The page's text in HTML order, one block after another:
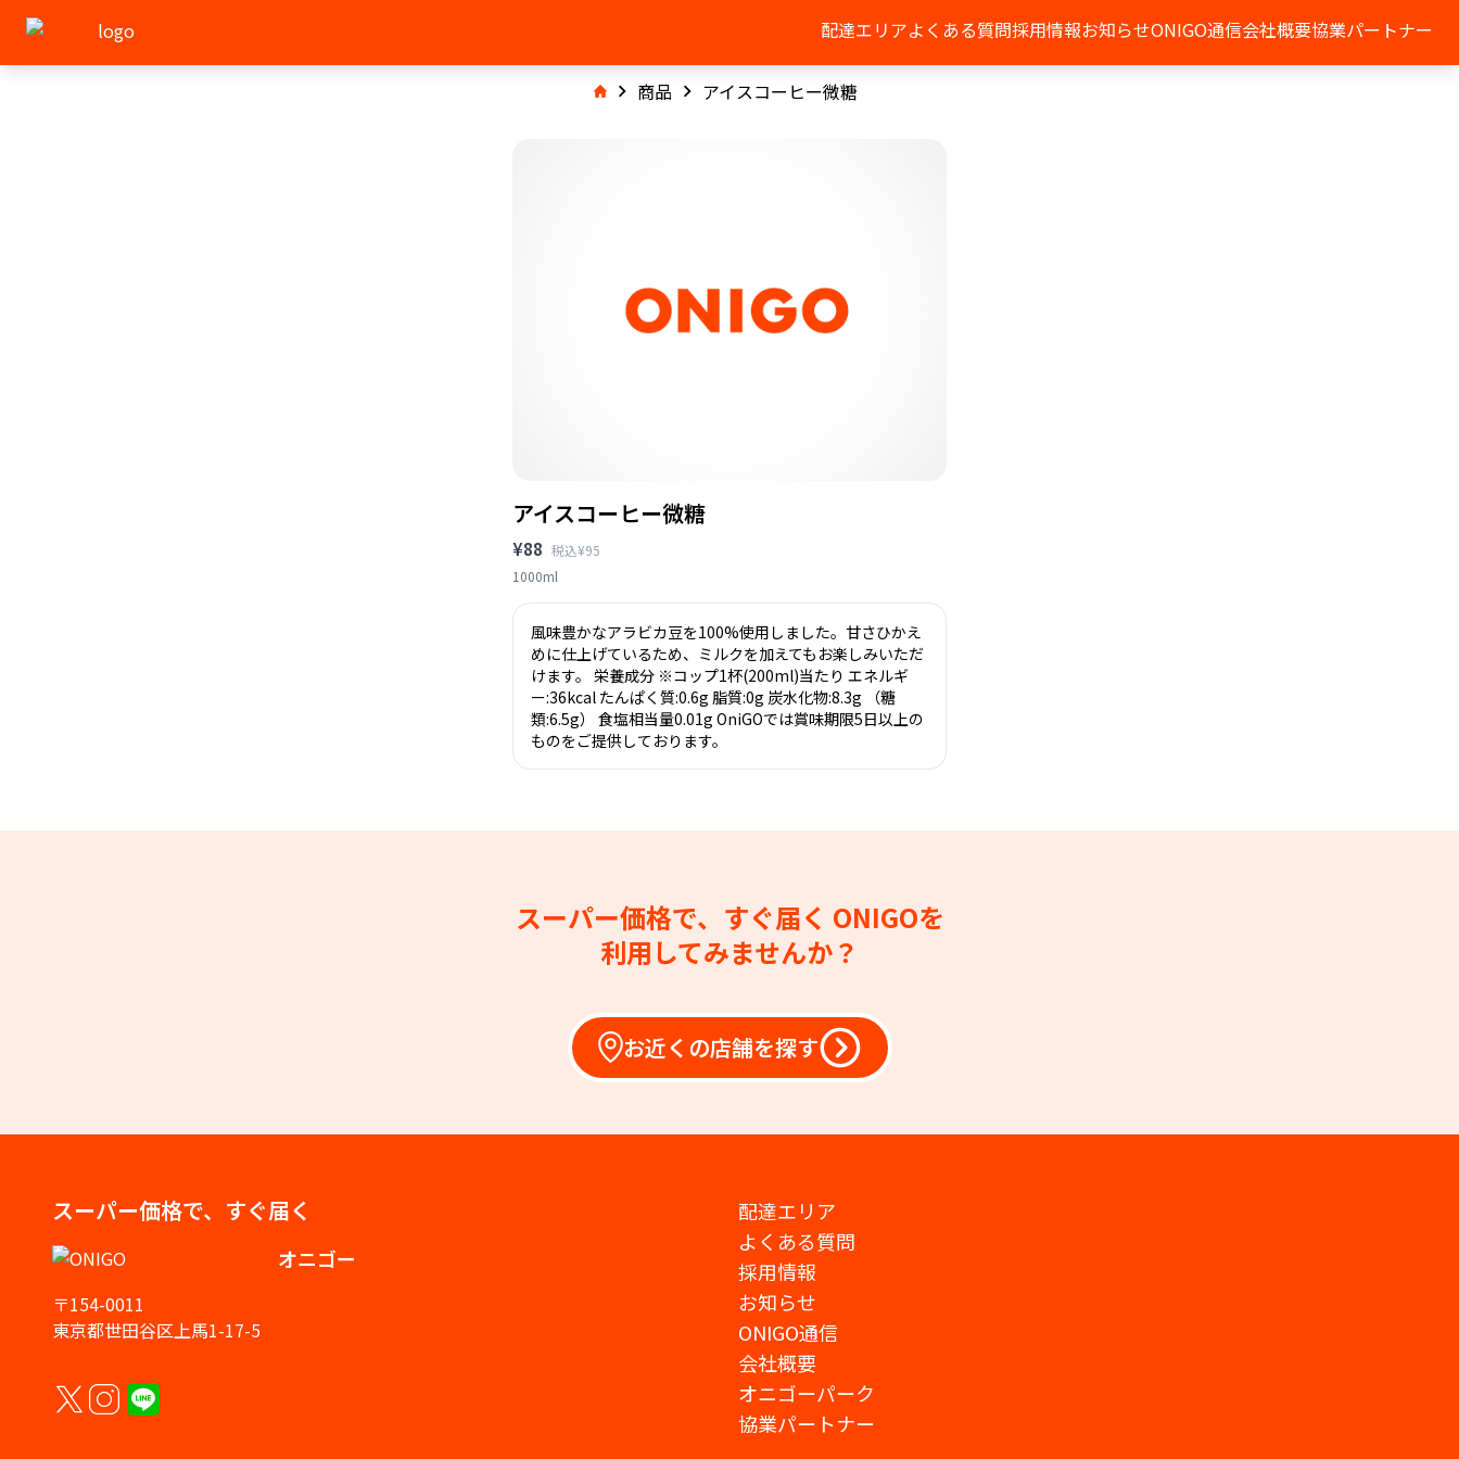
配達エリアよくある質問採用情報お知らせONIGO通信会社概要協業パートナー
商品 アイスコーヒー微糖
アイスコーヒー微糖
¥88 税込¥95
1000ml
風味豊かなアラビカ豆を100%使用しました。甘さひかえ
めに仕上げているため、ミルクを加えてもお楽しみいただ
けます。 栄養成分 ※コップ1杯(200ml)当たり エネルギ
ー:36kcal たんぱく質:0.6g 脂質:0g 炭水化物:8.3g （糖
類:6.5g） 食塩相当量0.01g OniGOでは賞味期限5日以上の
ものをご提供しております。
スーパー価格で、すぐ届く ONIGOを
利用してみませんか？
お近くの店舗を探す
スーパー価格で、すぐ届く
オニゴー
〒154-0011
東京都世田谷区上馬1-17-5
配達エリア
よくある質問
採用情報
お知らせ
ONIGO通信
会社概要
オニゴーパーク
協業パートナー